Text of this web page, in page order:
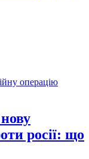
росії: що